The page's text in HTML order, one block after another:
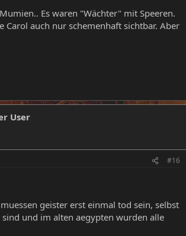
Es waren "Wächter" mit Speeren.
Carol auch nur schemenhaft sichtbar. Aber
User
#16
geister erst einmal tod sein, selbst
und im alten aegypten wurden alle